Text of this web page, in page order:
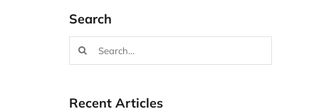
Search
Search
for:
Recent Articles